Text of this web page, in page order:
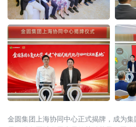
金圆集团上海协同中心正式揭牌，成为